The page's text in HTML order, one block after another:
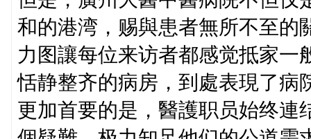
和的港湾，赐與患者無所不至的
力图讓每位来访者都感觉抵家一
恬静整齐的病房，到處表現了病
更加首要的是，醫護职员始终連